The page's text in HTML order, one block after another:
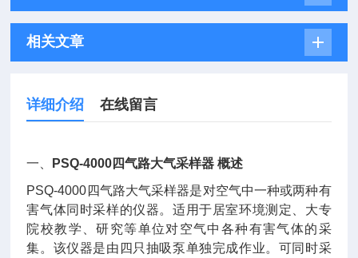
相关文章
详细介绍 在线留言
一、
PSQ-4000四气路大气采样器 概述
PSQ-4000四气路大气采样器是对空气中一种或两种有
害气体同时采样的仪器。适用于居室环境测定、大专
院校教学、研究等单位对空气中各种有害气体的采
集。该仪器是由四只抽吸泵单独完成作业。可同时采